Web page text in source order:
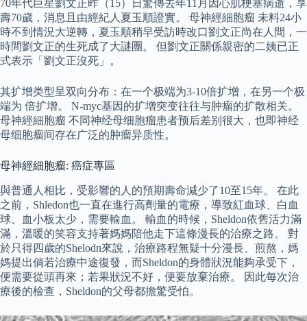
70年代巨星劉文正昨（15）日驚傳去年11月因心肌梗塞病逝，享
壽70歲，消息且由經紀人夏玉順證實。 母神經細胞瘤 未料24小
時不到情況大逆轉，夏玉順稍早受訪時改口劉文正尚在人間，一
時間劉文正的生死成了大謎團。 但劉文正關係親密的二姨已正
式表示「劉文正沒死」。
其扩增类型呈双向分布：在一个极端为3-10倍扩增，在另一个极
端为 倍扩增。 N-myc基因的扩增突变往往与肿瘤的扩散相关。
母神經細胞瘤 不同神经母细胞瘤患者预后差别很大，也即神经
母细胞瘤间存在广泛的肿瘤异质性。
母神經細胞瘤: 癌症專區
與普通人相比，受影響的人的預期壽命減少了10至15年。 在此
之前，Shledon也一直在進行高劑量的電療，導致紅血球、白血
球、血小板太少，需要輸血。 輸血的時候，Sheldon依舊活力滿
滿，溫暖的笑容支持著媽媽陪他走下這條漫長的治療之路。 對
於只得四歲的Shelodn來說，治療路程無疑十分漫長、煎熬，媽
媽提出倘若治療中途復發，而Sheldon的身體狀況能夠承受下，
便需要從頭再來；若果狀況不好，便要放棄治療。 因此每次治
療後的檢查，Sheldon的父母都擔驚受怕。